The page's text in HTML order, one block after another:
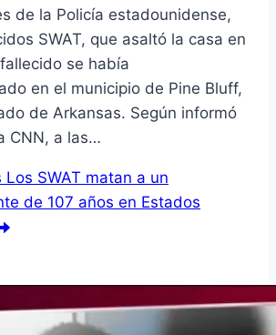
de la Policía estadounidense,
SWAT, que asaltó la casa en
se había
en el municipio de Pine Bluff,
de Arkansas. Según informó
CNN, a las…
Los SWAT matan a un
de 107 años en Estados